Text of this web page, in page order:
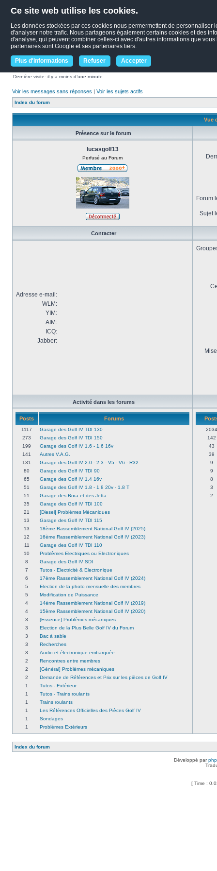
Ce site web utilise les cookies.
Les données stockées par ces cookies nous permermettent de
d'analyser notre trafic. Nous partageons également certains cookies et des
d'analyse, qui peuvent combiner celles-ci avec d'autres informations que
partenaires sont Google et ses partenaires tiers.
Plus d'informations Refuser Accepter
Dernière visite: il y a moins d’une minute
Voir les messages sans réponses | Voir les sujets actifs
Index du forum
Vue
Présence sur le forum
lucasgolf13
Perfusé au Forum
Forum
Sujet
Contacter
Adresse e-mail:
WLM:
YIM:
AIM:
ICQ:
Jabber:
Activité dans les forums
Posts Forums
1117
Garage des Golf IV TDI 130
273
Garage des Golf IV TDI 150
199
Garage des Golf IV 1.6 - 1.6 16v
141
Autres V.A.G.
131
Garage des Golf IV 2.0 - 2.3 - V5 - V6 - R32
80
Garage des Golf IV TDI 90
65
Garage des Golf IV 1.4 16v
51
Garage des Golf IV 1.8 - 1.8 20v - 1.8 T
51
Garage des Bora et des Jetta
35
Garage des Golf IV TDI 100
21
[Diesel] Problèmes Mécaniques
13
Garage des Golf IV TDI 115
13
18ème Rassemblement National Golf IV (2025)
12
16ème Rassemblement National Golf IV (2023)
11
Garage des Golf IV TDI 110
10
Problèmes Electriques ou Electroniques
8
Garage des Golf IV SDI
7
Tutos - Electricité & Electronique
6
17ème Rassemblement National Golf IV (2024)
5
Election de la photo mensuelle des membres
5
Modification de Puissance
4
14ème Rassemblement National Golf IV (2019)
4
15ème Rassemblement National Golf IV (2020)
3
[Essence] Problèmes mécaniques
3
Election de la Plus Belle Golf IV du Forum
3
Bac à sable
3
Recherches
3
Audio et électronique embarquée
2
Rencontres entre membres
2
[Général] Problèmes mécaniques
2
Demande de Références et Prix sur les pièces de Golf IV
1
Tutos - Extérieur
1
Tutos - Trains roulants
1
Trains roulants
1
Les Références Officielles des Pièces Golf IV
1
Sondages
1
Problèmes Extérieurs
2034
142
43
39
9
9
8
3
2
Index du forum
Développé par
[ Time :